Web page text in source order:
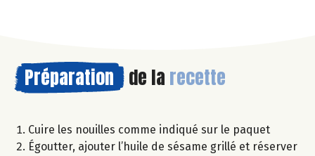
Préparation de la recette
Cuire les nouilles comme indiqué sur le paquet
Égoutter, ajouter l’huile de sésame grillé et réserver